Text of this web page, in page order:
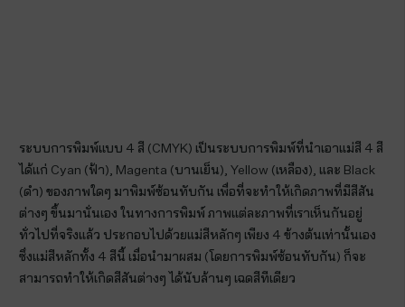
ระบบการพิมพ์แบบ 4 สี (CMYK) เป็นระบบการพิมพ์ที่นำเอาแม่สี 4 สี
ได้แก่ Cyan (ฟ้า), Magenta (บานเย็น), Yellow (เหลือง), และ Black
(ดำ) ของภาพใดๆ มาพิมพ์ซ้อนทับกัน เพื่อที่จะทำให้เกิดภาพที่มีสีสัน
ต่างๆ ขึ้นมานั่นเอง ในทางการพิมพ์ ภาพแต่ละภาพที่เราเห็นกันอยู่
ทั่วไปที่จริงแล้ว ประกอบไปด้วยแม่สีหลักๆ เพียง 4 ข้างต้นเท่านั้นเอง
ซึ่งแม่สีหลักทั้ง 4 สีนี้ เมื่อนำมาผสม (โดยการพิมพ์ซ้อนทับกัน) ก็จะ
สามารถทำให้เกิดสีสันต่างๆ ได้นับล้านๆ เฉดสีทีเดียว